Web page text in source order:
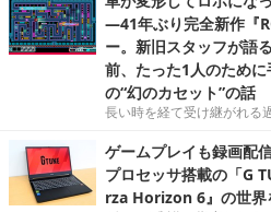
―41年ぶり完全新作『
ー。新旧スタッフが語
前、たった1人のため
の“幻のカセット”の話
長い時を経て受け継がれる
ゲームプレイも録画配
プロセッサ搭載の「G
rza Horizon 6』の世界